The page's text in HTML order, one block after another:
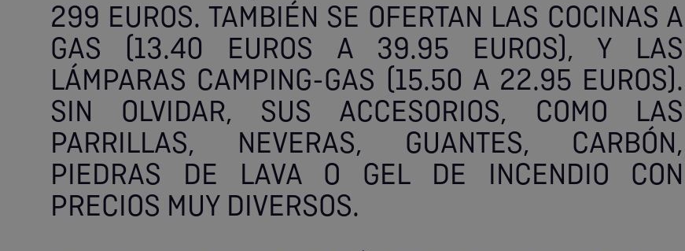
299 EUROS. TAMBIÉN SE OFERTAN LAS COCINAS A
GAS (13.40 EUROS A 39.95 EUROS), Y LAS
LÁMPARAS CAMPING-GAS (15.50 A 22.95 EUROS).
SIN OLVIDAR, SUS ACCESORIOS, COMO LAS
PARRILLAS, NEVERAS, GUANTES, CARBÓN,
PIEDRAS DE LAVA O GEL DE INCENDIO CON
PRECIOS MUY DIVERSOS.